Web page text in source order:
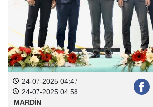
24-07-2025 04:47
24-07-2025 04:58
MARDİN